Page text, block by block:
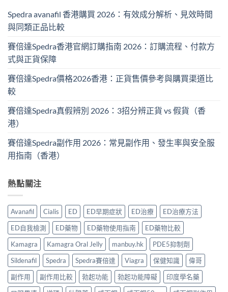
Spedra avanafil 香港購買 2026：有效成分解析、見效時間
與同類正品比較
賽倍達Spedra香港官網訂購指南 2026：訂購流程、付款方
式與正貨保障
賽倍達Spedra價格2026香港：正貨售價參考與購買渠道比
較
賽倍達Spedra真假辨別 2026：3招分辨正貨 vs 假貨（香
港）
賽倍達Spedra副作用 2026：常見副作用、發生率與安全服
用指南（香港）
熱點關注
Avanafil Cialis ED ED早期症狀 ED治療
ED治療方法
ED自我檢測
ED藥物 ED藥物使用指南
ED藥物比較
Kamagra
Kamagra Oral Jelly manbuy.hk
PDE5抑制劑
Sildenafil
Spedra Spedra賽倍達 Viagra 保健知識
偉哥
副作用
副作用比較 勃起功能 勃起功能障礙
印度學名藥